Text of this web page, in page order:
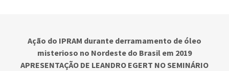
Ação do IPRAM durante derramamento de óleo
misterioso no Nordeste do Brasil em 2019
APRESENTAÇÃO DE LEANDRO EGERT NO SEMINÁRIO